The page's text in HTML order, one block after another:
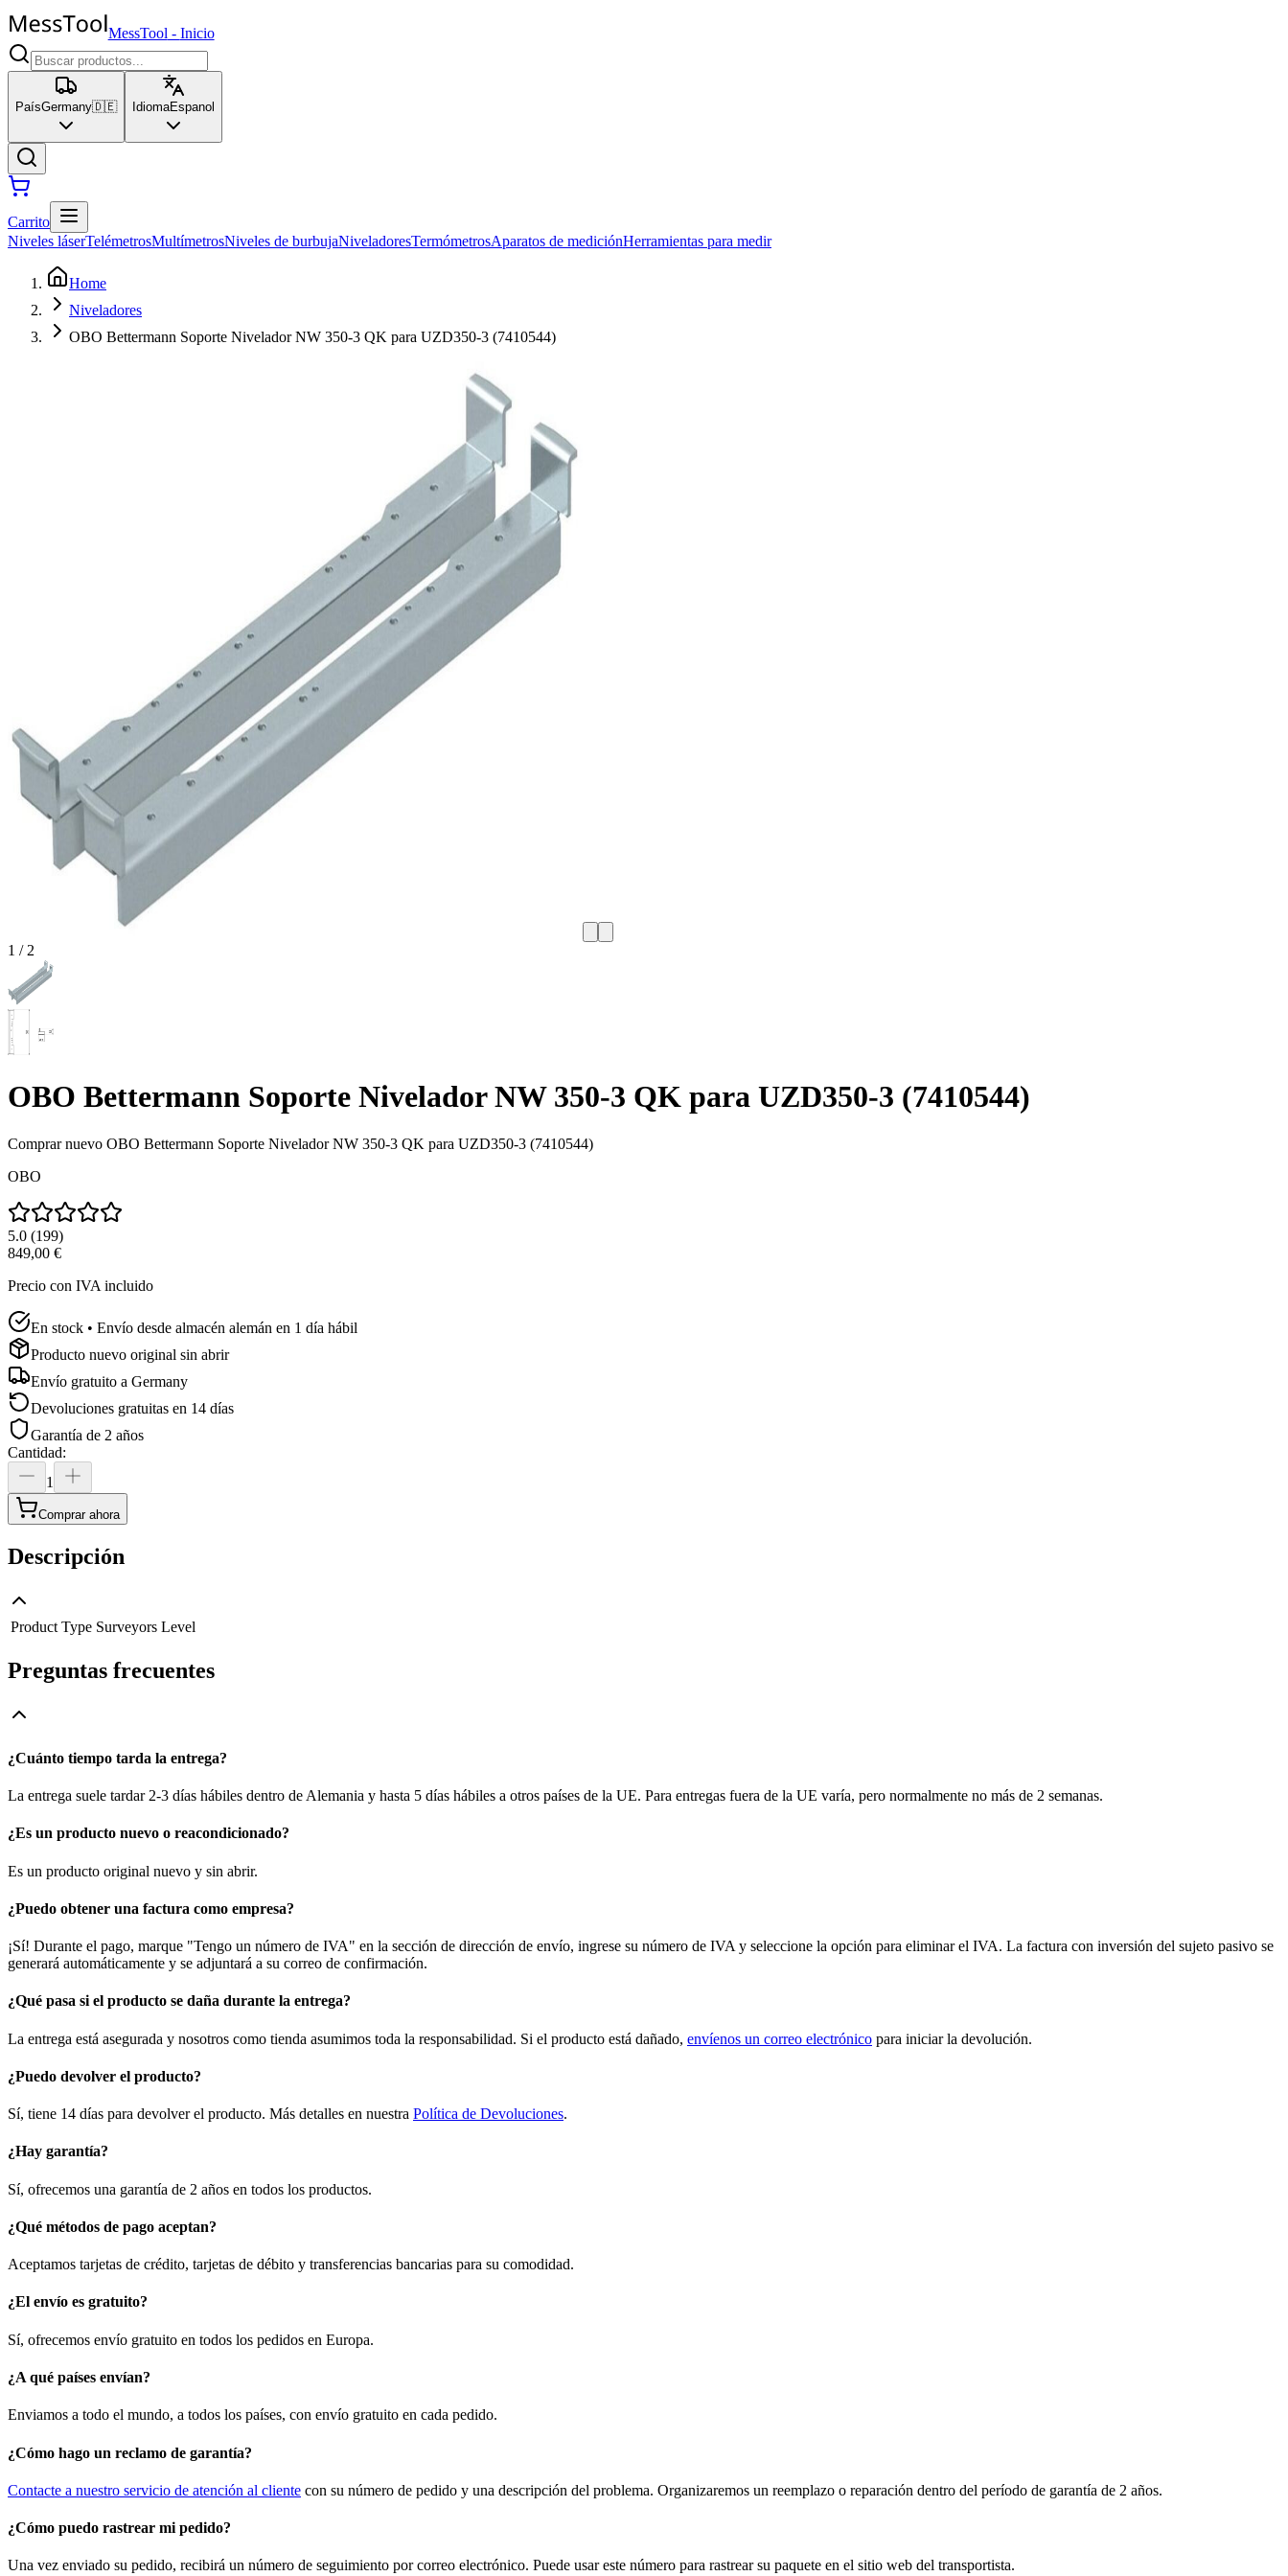
MessTool - Inicio
PaísGermany🇩🇪 IdiomaEspanol
Carrito
Niveles láserTelémetrosMultímetrosNiveles de burbujaNiveladoresTermómetrosAparatos de mediciónHerramientas para medir
Home
Niveladores
OBO Bettermann Soporte Nivelador NW 350-3 QK para UZD350-3 (7410544)
1 / 2
OBO Bettermann Soporte Nivelador NW 350-3 QK para UZD350-3 (7410544)
Comprar nuevo OBO Bettermann Soporte Nivelador NW 350-3 QK para UZD350-3 (7410544)
OBO
5.0 (199)
849,00 €
Precio con IVA incluido
En stock • Envío desde almacén alemán en 1 día hábil
Producto nuevo original sin abrir
Envío gratuito a Germany
Devoluciones gratuitas en 14 días
Garantía de 2 años
Cantidad:
1
Comprar ahora
Descripción
Product Type Surveyors Level
Preguntas frecuentes
¿Cuánto tiempo tarda la entrega?
La entrega suele tardar 2-3 días hábiles dentro de Alemania y hasta 5 días hábiles a otros países de la UE. Para entregas fuera de la UE varía, pero normalmente no más de 2 semanas.
¿Es un producto nuevo o reacondicionado?
Es un producto original nuevo y sin abrir.
¿Puedo obtener una factura como empresa?
¡Sí! Durante el pago, marque "Tengo un número de IVA" en la sección de dirección de envío, ingrese su número de IVA y seleccione la opción para eliminar el IVA. La factura con inversión del sujeto pasivo se
generará automáticamente y se adjuntará a su correo de confirmación.
¿Qué pasa si el producto se daña durante la entrega?
La entrega está asegurada y nosotros como tienda asumimos toda la responsabilidad. Si el producto está dañado, envíenos un correo electrónico para iniciar la devolución.
¿Puedo devolver el producto?
Sí, tiene 14 días para devolver el producto. Más detalles en nuestra Política de Devoluciones.
¿Hay garantía?
Sí, ofrecemos una garantía de 2 años en todos los productos.
¿Qué métodos de pago aceptan?
Aceptamos tarjetas de crédito, tarjetas de débito y transferencias bancarias para su comodidad.
¿El envío es gratuito?
Sí, ofrecemos envío gratuito en todos los pedidos en Europa.
¿A qué países envían?
Enviamos a todo el mundo, a todos los países, con envío gratuito en cada pedido.
¿Cómo hago un reclamo de garantía?
Contacte a nuestro servicio de atención al cliente con su número de pedido y una descripción del problema. Organizaremos un reemplazo o reparación dentro del período de garantía de 2 años.
¿Cómo puedo rastrear mi pedido?
Una vez enviado su pedido, recibirá un número de seguimiento por correo electrónico. Puede usar este número para rastrear su paquete en el sitio web del transportista.